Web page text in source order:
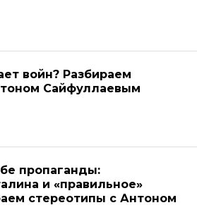
войн? Разбираем
Сайфуллаевым
пропаганды:
и «правильное»
стереотипы с Антоном